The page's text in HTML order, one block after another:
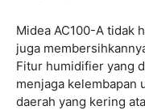
Midea AC100-A tidak
juga
Fitur humidifier yang
menjaga kelembapan
daerah yang kering